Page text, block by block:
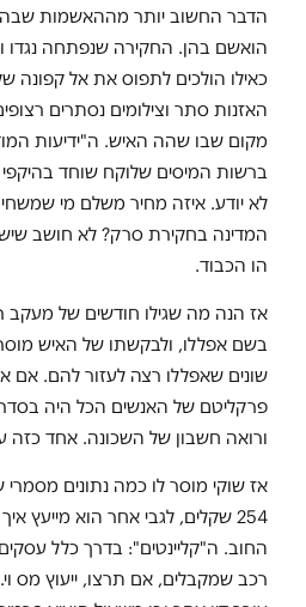
הדבר החשוב יותר מההאשמות
הואשם בהן. החקירה שנפתחה נגדו
כאילו הולכים לתפוס את אל קפונה
האזנות סתר וצילומים נסתרים
מקום שבו שהה האיש. ה"ידיעות
ברשות המיסים שלוקח שוחד בהיקפי
לא יודע. איזה מחיר משלם מי
המדינה בחקירת סרק? לא חושב
הו הכבוד.
אז הנה מה שגילו חודשים של מעקב
בשם אפללו, ולבקשתו של האיש
שונים שאפללו רצה לעזור להם. אם
פרקליטם של האנשים הכל היה
ורואה חשבון של השכונה. אחד כזה
אז שוקי מוסר לו כמה נתונים
254 שקלים, לגבי אחר הוא מייעץ
החוב. ה"קליינטים": בדרך כלל עסקים
רכב שמקבלים, אם תרצו, ייעוץ מס